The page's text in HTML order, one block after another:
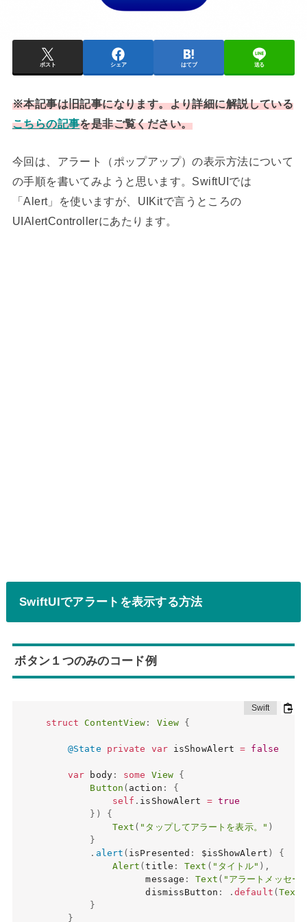
ポスト シェア はてブ 送る
※本記事は旧記事になります。より詳細に解説している
こちらの記事を是非ご覧ください。
今回は、アラート（ポップアップ）の表示方法について
の手順を書いてみようと思います。SwiftUIでは
「Alert」を使いますが、UIKitで言うところの
UIAlertControllerにあたります。
SwiftUIでアラートを表示する方法
ボタン１つのみのコード例
struct ContentView : View {
@State private var isShowAlert = false
var body: some View {
Button ( action :
{
self . isShowAlert = true
} )
{
Text ( "タップしてアラートを表示。" )
}
. alert ( isPresented : $isShowAlert )
{
Alert (title : Text ( "タイトル" ) ,
                  message
: Text ( "アラートメッセー
                  dismissButton
: .default ( Text
}
}